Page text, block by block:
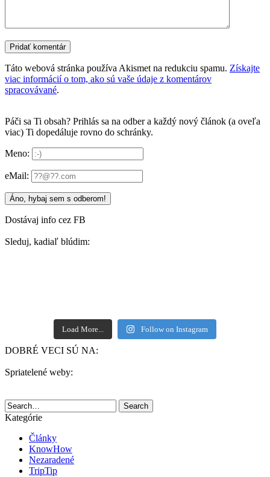
Táto webová stránka používa Akismet na redukciu spamu. Získajte
viac informácií o tom, ako sú vaše údaje z komentárov
spracovávané.
Páči sa Ti obsah? Prihlás sa na odber a každý nový článok (a oveľa
viac) Ti dopedáluje rovno do schránky.
Meno:
eMail:
Dostávaj info cez FB
Sleduj, kadiaľ blúdim:
Load More... Follow on Instagram
DOBRÉ VECI SÚ NA:
Spriatelené weby:
Search
Kategórie
Články
KnowHow
Nezaradené
TripTip